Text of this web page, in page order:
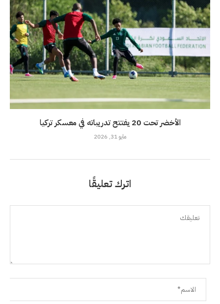
الأخضر تحت 20 يفتتح تدريباته في معسكر تركيا
مايو 31, 2026
اترك تعليقًا